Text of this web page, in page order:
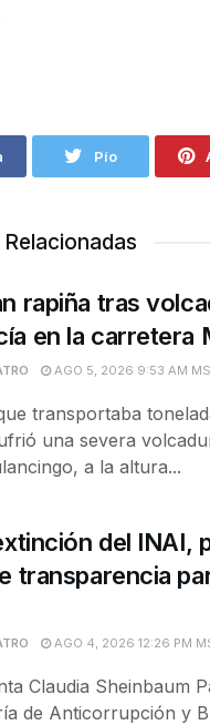
Pío
rapiña tras
en la carretera
AGO 5, 2026 9:53 AM
transportaba
una severa
a la altura...
del INAI,
transparencia
AGO 4, 2026 12:26 PM
Claudia Sheinbaum
de Anticorrupción y